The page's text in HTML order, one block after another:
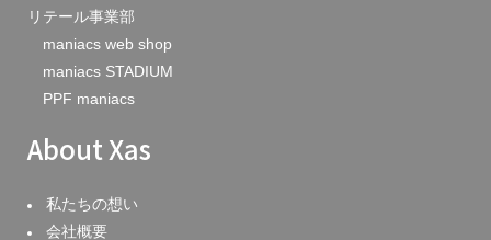
リテール事業部
maniacs web shop
maniacs STADIUM
PPF maniacs
About Xas
私たちの想い
会社概要